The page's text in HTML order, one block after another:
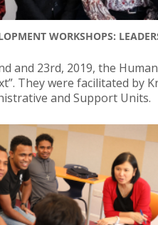
WORKSHOPS:
and 23rd, 2019, the
They were facilitated by
and Support Units.